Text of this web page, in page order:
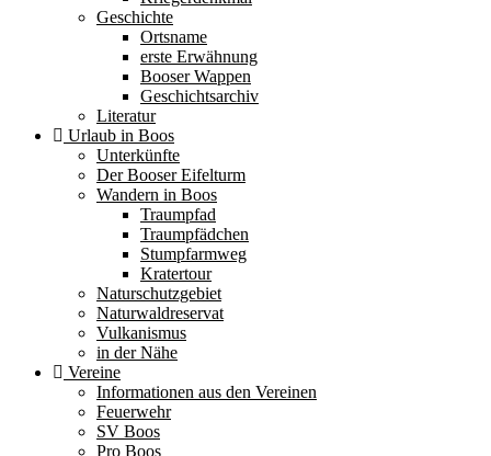
Geschichte
Ortsname
erste Erwähnung
Booser Wappen
Geschichtsarchiv
Literatur
Urlaub in Boos
Unterkünfte
Der Booser Eifelturm
Wandern in Boos
Traumpfad
Traumpfädchen
Stumpfarmweg
Kratertour
Naturschutzgebiet
Naturwaldreservat
Vulkanismus
in der Nähe
Vereine
Informationen aus den Vereinen
Feuerwehr
SV Boos
Pro Boos